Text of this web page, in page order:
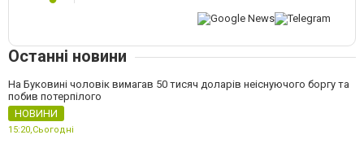
Останні новини
На Буковині чоловік вимагав 50 тисяч доларів неіснуючого боргу та
побив потерпілого
НОВИНИ
15:20, Сьогодні